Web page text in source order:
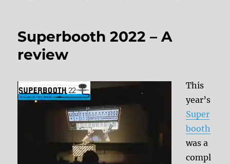
Superbooth 2022 – A
review
This
year’s
Super
booth
was a
compl